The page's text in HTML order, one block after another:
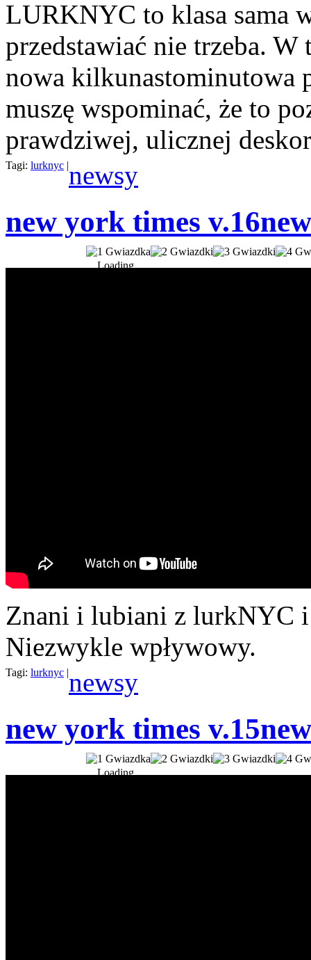
LURKNYC to klasa sama
przedstawiać nie trzeba. W
nowa kilkunastominutowa
muszę wspominać, że to
prawdziwej, ulicznej
Tagi: lurknyc |newsy
new york times v.16
Loading...
Znani i lubiani z lurkNYC
Niezwykle wpływowy.
Tagi: lurknyc |newsy
new york times v.15
Loading...